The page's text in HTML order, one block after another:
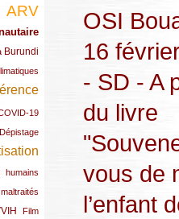
ARV
Burundi
19
Dépistage
humains
Film
OSI
16
- SD - A
du livre
vous de
l’enfant